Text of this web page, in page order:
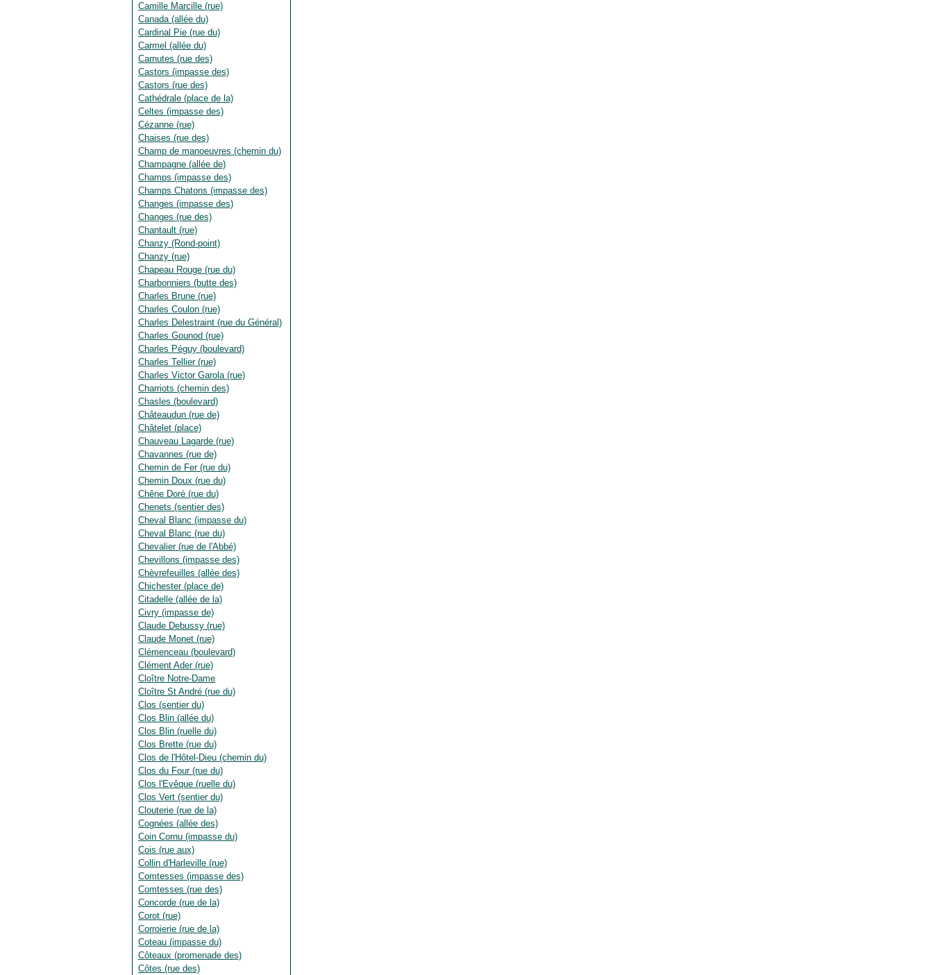
Camille Marcille (rue)
Canada (allée du)
Cardinal Pie (rue du)
Carmel (allée du)
Carnutes (rue des)
Castors (impasse des)
Castors (rue des)
Cathédrale (place de la)
Celtes (impasse des)
Cézanne (rue)
Chaises (rue des)
Champ de manoeuvres (chemin du)
Champagne (allée de)
Champs (impasse des)
Champs Chatons (impasse des)
Changes (impasse des)
Changes (rue des)
Chantault (rue)
Chanzy (Rond-point)
Chanzy (rue)
Chapeau Rouge (rue du)
Charbonniers (butte des)
Charles Brune (rue)
Charles Coulon (rue)
Charles Delestraint (rue du Général)
Charles Gounod (rue)
Charles Péguy (boulevard)
Charles Tellier (rue)
Charles Victor Garola (rue)
Charriots (chemin des)
Chasles (boulevard)
Châteaudun (rue de)
Châtelet (place)
Chauveau Lagarde (rue)
Chavannes (rue de)
Chemin de Fer (rue du)
Chemin Doux (rue du)
Chêne Doré (rue du)
Chenets (sentier des)
Cheval Blanc (impasse du)
Cheval Blanc (rue du)
Chevalier (rue de l'Abbé)
Chevillons (impasse des)
Chèvrefeuilles (allée des)
Chichester (place de)
Citadelle (allée de la)
Civry (impasse de)
Claude Debussy (rue)
Claude Monet (rue)
Clémenceau (boulevard)
Clément Ader (rue)
Cloître Notre-Dame
Cloître St André (rue du)
Clos (sentier du)
Clos Blin (allée du)
Clos Blin (ruelle du)
Clos Brette (rue du)
Clos de l'Hôtel-Dieu (chemin du)
Clos du Four (rue du)
Clos l'Evêque (ruelle du)
Clos Vert (sentier du)
Clouterie (rue de la)
Cognées (allée des)
Coin Cornu (impasse du)
Cois (rue aux)
Collin d'Harleville (rue)
Comtesses (impasse des)
Comtesses (rue des)
Concorde (rue de la)
Corot (rue)
Corroierie (rue de la)
Coteau (impasse du)
Côteaux (promenade des)
Côtes (rue des)